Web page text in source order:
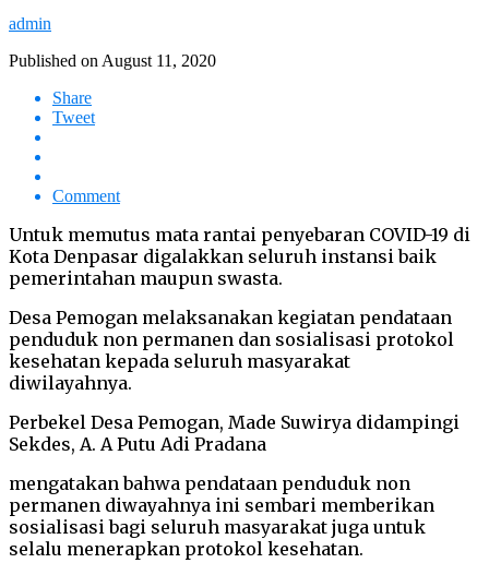
admin
Published on August 11, 2020
Share
Tweet
Comment
Untuk memutus mata rantai penyebaran COVID-19 di
Kota Denpasar digalakkan seluruh instansi baik
pemerintahan maupun swasta.
Desa Pemogan melaksanakan kegiatan pendataan
penduduk non permanen dan sosialisasi protokol
kesehatan kepada seluruh masyarakat
diwilayahnya.
Perbekel Desa Pemogan, Made Suwirya didampingi
Sekdes, A. A Putu Adi Pradana
mengatakan bahwa pendataan penduduk non
permanen diwayahnya ini sembari memberikan
sosialisasi bagi seluruh masyarakat juga untuk
selalu menerapkan protokol kesehatan.